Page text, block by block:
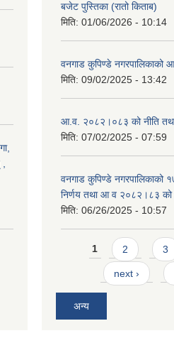
बजेट पुस्तिका (रातो किताब)
मिति: 01/06/2026 - 10:14
वनगाड कुपिण्डे नगरपालिकाको
मिति: 09/02/2025 - 13:42
आ.व. २०८२।०८३ को नीति
मिति: 07/02/2025 - 07:59
वनगाड कुपिण्डे नगरपालिकाको
निर्णय तथा आ व २०८२।८३
मिति: 06/26/2025 - 10:57
Pages
1 2 3
next ›
अन्य